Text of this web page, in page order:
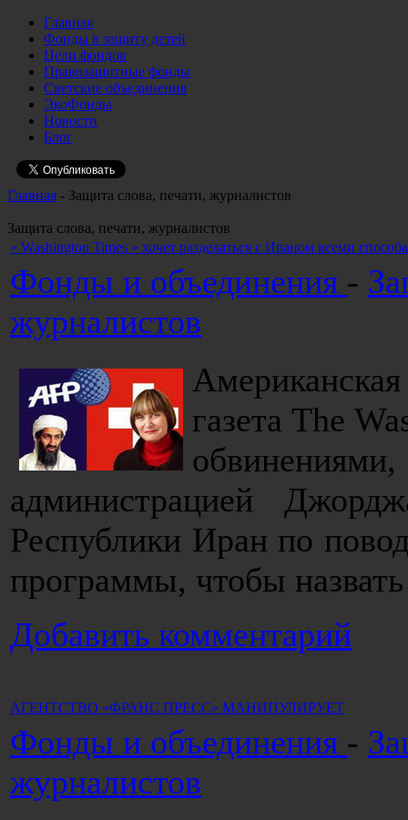
Главная
Фонды в защиту детей
Цели фондов
Правозащитные фонды
Светские объединения
ЭкоФонды
Новости
Блог
Главная - Защита слова, печати, журналистов
Защита слова, печати, журналистов
« Washington Times » хочет разделаться с Ираном всеми
Фонды и объединения -
журналистов
газета The
администрацией
Республики Иран по
программы, чтобы
Добавить комментарий
АГЕНТСТВО «ФРАНС ПРЕСС» МАНИПУЛИРУЕТ
Фонды и объединения -
журналистов